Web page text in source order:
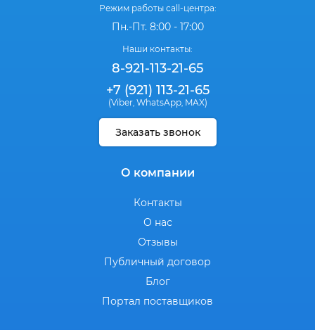
Режим работы call-центра:
Пн.-Пт. 8:00 - 17:00
Наши контакты:
8-921-113-21-65
+7 (921) 113-21-65
(Viber, WhatsApp, MAX)
Заказать звонок
О компании
Контакты
О нас
Отзывы
Публичный договор
Блог
Портал поставщиков